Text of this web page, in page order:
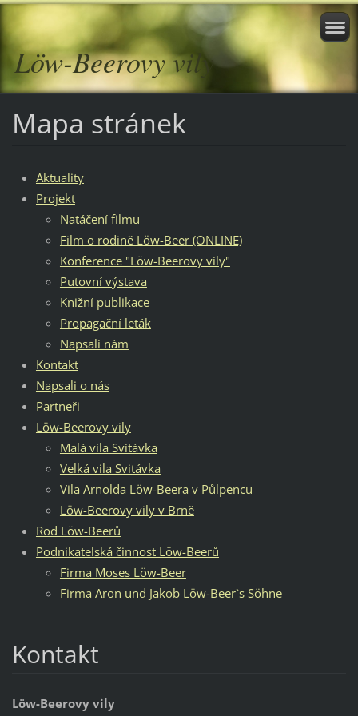
Löw-Beerovy vily
Mapa stránek
Aktuality
Projekt
Natáčení filmu
Film o rodině Löw-Beer (ONLINE)
Konference "Löw-Beerovy vily"
Putovní výstava
Knižní publikace
Propagační leták
Napsali nám
Kontakt
Napsali o nás
Partneři
Löw-Beerovy vily
Malá vila Svitávka
Velká vila Svitávka
Vila Arnolda Löw-Beera v Půlpencu
Löw-Beerovy vily v Brně
Rod Löw-Beerů
Podnikatelská činnost Löw-Beerů
Firma Moses Löw-Beer
Firma Aron und Jakob Löw-Beer`s Söhne
Kontakt
Löw-Beerovy vily